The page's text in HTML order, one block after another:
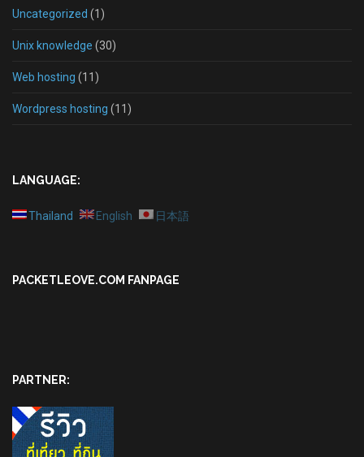
Uncategorized (1)
Unix knowledge (30)
Web hosting (11)
Wordpress hosting (11)
LANGUAGE:
Thailand English 日本語
PACKETLEOVE.COM FANPAGE
PARTNER: